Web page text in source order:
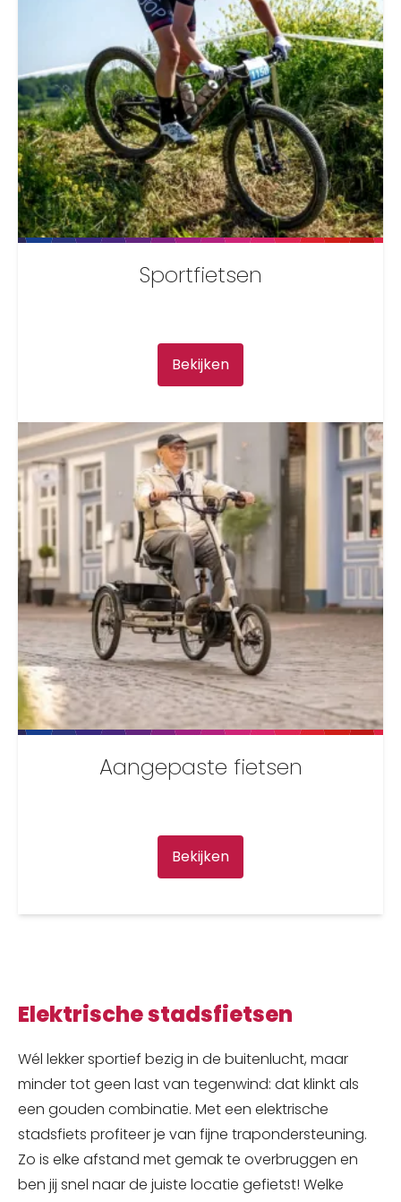
Sportfietsen
Bekijken
Aangepaste fietsen
Bekijken
Elektrische stadsfietsen
Wél lekker sportief bezig in de buitenlucht, maar
minder tot geen last van tegenwind: dat klinkt als
een gouden combinatie. Met een elektrische
stadsfiets profiteer je van fijne trapondersteuning.
Zo is elke afstand met gemak te overbruggen en
ben jij snel naar de juiste locatie gefietst! Welke